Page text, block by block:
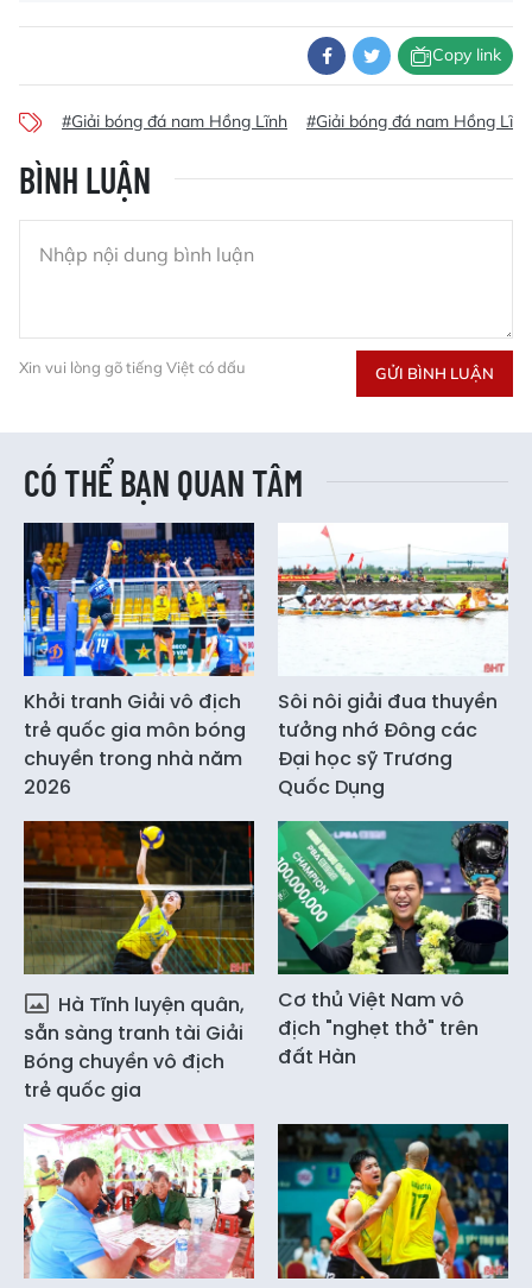
Copy link
#Giải bóng đá nam Hồng Lĩnh #Giải bóng đá nam Hồng
BÌNH LUẬN
Xin vui lòng gõ tiếng Việt có dấu GỬI BÌNH LUẬN
CÓ THỂ BẠN QUAN TÂM
Khởi tranh Giải vô địch
trẻ quốc gia môn bóng
chuyền trong nhà năm
2026
Sôi nôi giải đua thuyền
tưởng nhớ Đông các
Đại học sỹ Trương
Quốc Dụng
Hà Tĩnh luyện quân,
sẵn sàng tranh tài Giải
Bóng chuyền vô địch
trẻ quốc gia
Cơ thủ Việt Nam vô
địch "nghẹt thở" trên
đất Hàn